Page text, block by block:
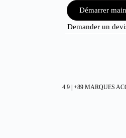
Démarrer
Demander un
4.9 | +89 MARQUES